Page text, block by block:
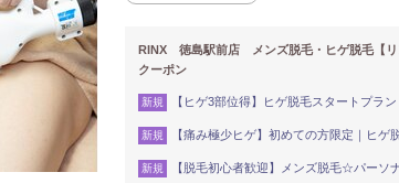
RINX 徳島駅前店 メンズ脱毛・ヒゲ脱毛【リ
クーポン
新規 【ヒゲ3部位得】ヒゲ脱毛スタートプラ
新規 【痛み極少ヒゲ】初めての方限定｜ヒゲ
新規 【脱毛初心者歓迎】メンズ脱毛☆パーソ